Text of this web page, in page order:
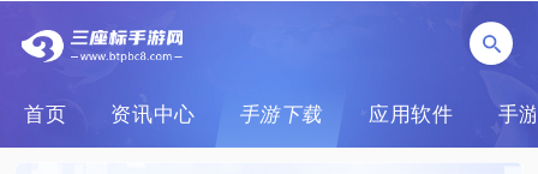
首页 资讯中心 手游下载 应用软件 手